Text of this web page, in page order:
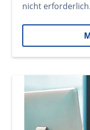
nicht erforderlich.